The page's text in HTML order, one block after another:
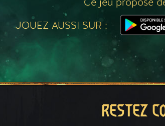
JOUEZ AUSSI SUR :
RESTEZ